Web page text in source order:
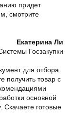
придет
смотрите
Екатерина Ли
Госзакупки
для отбора.
получить товар с
основной
Скачаете готовые